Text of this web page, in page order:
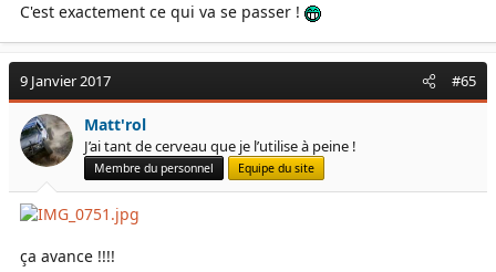
C'est exactement ce qui va se passer !
9 Janvier 2017 #65
Matt'rol
J’ai tant de cerveau que je l’utilise à peine !
Membre du personnel Equipe du site
ça avance !!!!